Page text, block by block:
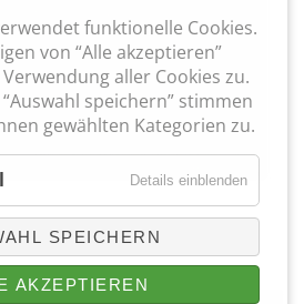
funktionelle Cookies.
von “Alle akzeptieren”
aller Cookies zu.
speichern” stimmen
gewählten Kategorien zu.
Details einblenden
SPEICHERN
AKZEPTIEREN